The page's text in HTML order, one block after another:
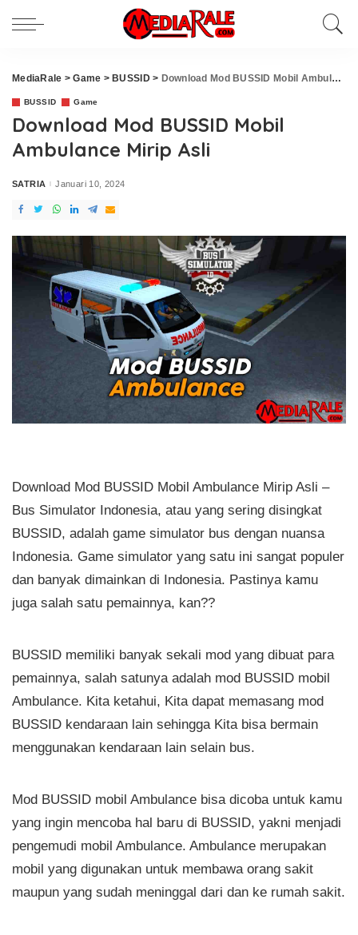
MediaRale >Game > BUSSID> Download Mod BUSSID Mobil Ambulance Mirip Asli
BUSSID Game
Download Mod BUSSID Mobil
Ambulance Mirip Asli
Posted
SATRIA Januari 10, 2024
Download Mod BUSSID Mobil Ambulance Mirip Asli –
Bus Simulator Indonesia, atau yang sering disingkat
BUSSID, adalah game simulator bus dengan nuansa
Indonesia. Game simulator yang satu ini sangat populer
dan banyak dimainkan di Indonesia. Pastinya kamu
juga salah satu pemainnya, kan??
BUSSID memiliki banyak sekali mod yang dibuat para
pemainnya, salah satunya adalah mod BUSSID mobil
Ambulance. Kita ketahui, Kita dapat memasang mod
BUSSID kendaraan lain sehingga Kita bisa bermain
menggunakan kendaraan lain selain bus.
Mod BUSSID mobil Ambulance bisa dicoba untuk kamu
yang ingin mencoba hal baru di BUSSID, yakni menjadi
pengemudi mobil Ambulance. Ambulance merupakan
mobil yang digunakan untuk membawa orang sakit
maupun yang sudah meninggal dari dan ke rumah sakit.